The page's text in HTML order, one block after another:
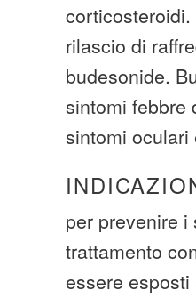
rilascio di
budesonide.
sintomi febbre
sintomi oculari
per prevenire
trattamento
essere